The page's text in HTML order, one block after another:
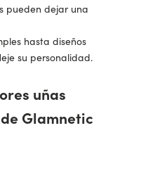
pueden dejar una
hasta diseños
su personalidad.
uñas
Glamnetic